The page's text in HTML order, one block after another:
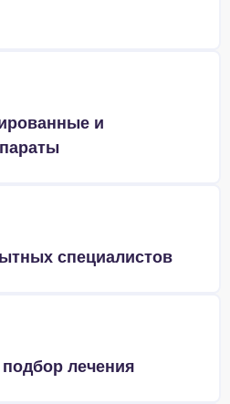
и
специалистов
лечения